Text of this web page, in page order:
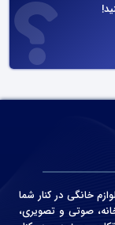
انواع لوازم خانگی در کنار شما
صوتی و‌ تصویری،